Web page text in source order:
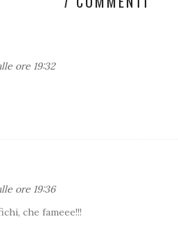
ore 19:32
ore 19:36
che fameee!!!